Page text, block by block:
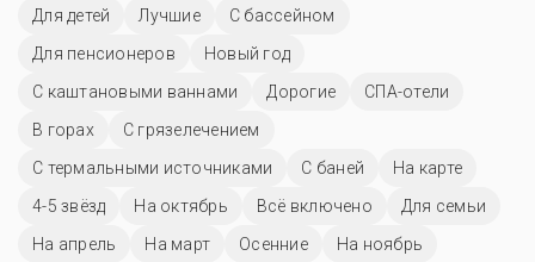
Для детей
Лучшие
C бассейном
Для пенсионеров
Новый год
С каштановыми ваннами
Дорогие
СПА-отели
В горах
С грязелечением
С термальными источниками
С баней
На карте
4-5 звёзд
На октябрь Всё включено
Для семьи
На апрель
На март Осенние
На ноябрь